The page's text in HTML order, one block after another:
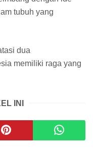
tubuh yang
dua
memiliki raga yang
INI